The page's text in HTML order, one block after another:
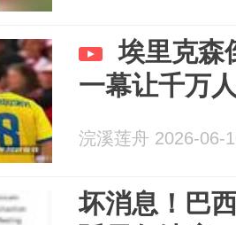
埃里克森
一幕让千万
浣溪莲舟 2026-06-
坏消息！巴